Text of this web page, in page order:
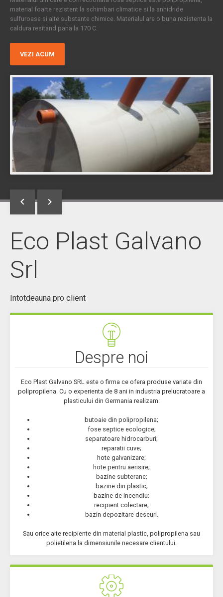
SEPARATOARE GRASIMI
Minipiscine si cuve
Sudura Polipropilena
Instalatii si reparatii galvanizare
Separator hidrocarburi si uleiuri
Rezervoare pentru apa calda pe timp de vara
Bazin colectare deseuri menajere
Bazine subterane
MATERIALE PLASTICE
Placi rigide din pvc expandat rezistente uv (placi compozite din aluminiu)
Placi rigide din pvc expandat (pvc placi forex)
Placi din Pet-g (veralite)
Placi acrilice oglindate plexiglas (oglinda)
CERERE OFERTA
material foarte rezistent la schimbari climatice si la anhidride
sulfuroase si alte substante chimice. Materialul are o buna rezistenta la
caldura resitand pana la 170 C.
VEZI ACUM
Eco Plast Galvano
Srl
Intotdeauna pro client
Despre noi
Eco Plast Galvano SRL este o firma ce ofera produse variate din
polipropilena. Cu o experienta de 8 ani in industria prelucratoare a
plasticului din Germania realizam:
butoaie din polipropilena;
fose septice ecologice;
separatoare hidrocarburi;
reparatii cuve;
hote galvanizare;
hote pentru aerisire;
bazine subterane;
bazine din plastic;
bazine de incendiu;
recipient colectare;
bazin depozitare deseuri.
Sau orice alte recipiente din material plastic, polipropilena sau
polietilena la dimensiunile necesare clientului.